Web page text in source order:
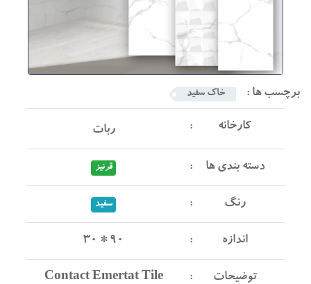
برچسب ها : خاک سفید
کارخانه ربات
دسته بندی ها قرنیز
رنگ سفید
اندازه 30 * 90
توضیحات
Contact Emertat Tile